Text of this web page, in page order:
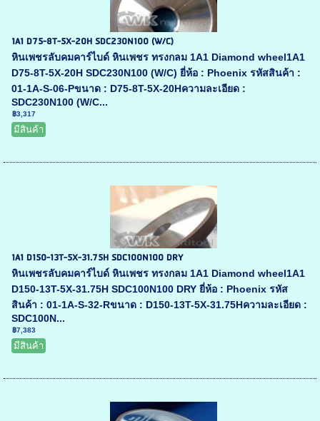
1A1 D75-8T-5X-20H SDC230N100 (W/C)
หินเพชรลับคมคาร์ไบด์ หินเพชร ทรงกลม 1A1 Diamond wheel1A1
D75-8T-5X-20H SDC230N100 (W/C) ยี่ห้อ : Phoenix รหัสสินค้า :
01-1A-S-06-Pขนาด : D75-8T-5X-20Hความละเอียด :
SDC230N100 (W/C...
฿3,317
มีสินค้า
1A1 D150-13T-5X-31.75H SDC100N100 DRY
หินเพชรลับคมคาร์ไบด์ หินเพชร ทรงกลม 1A1 Diamond wheel1A1
D150-13T-5X-31.75H SDC100N100 DRY ยี่ห้อ : Phoenix รหัส
สินค้า : 01-1A-S-32-Rขนาด : D150-13T-5X-31.75Hความละเอียด :
SDC100N...
฿7,383
มีสินค้า